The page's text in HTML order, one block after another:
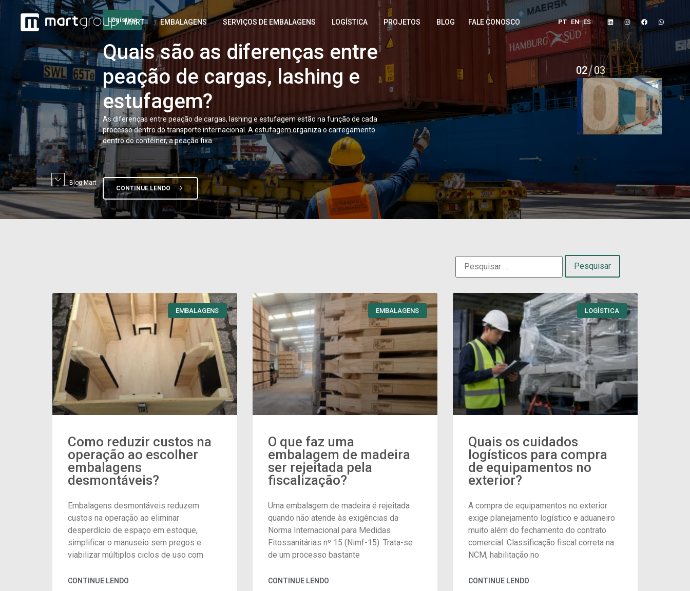
MART EMBALAGENS SERVIÇOS DE EMBALAGENS LOGÍSTICA PROJETOS BLOG FALE CONOSCO PT EN ES
Logística
Quaissão as diferenças entre
peação de cargas, lashing e
estufagem?
As diferenças entre peação de cargas, lashing e estufagem estão na função de cada
processo dentro do transporte internacional. A estufagem organiza o carregamento
dentro do contêiner, a peação fixa
CONTINUE LENDO
Serviços De Embalagens
Comofazer o reparo de
embalagens avariadas de
forma rápida e eficiente?
O reparo de embalagens avariadas exige diagnóstico técnico estruturado, insumos
adequados e equipe especializada. Quando uma carga chega ao ponto de embarque
com a embalagem comprometida, cada hora de atraso
CONTINUE LENDO
03 03
Blog Mart
EMBALAGENS
Como reduzir custos na
operação ao escolher
embalagens
desmontáveis?
Embalagens desmontáveis reduzem
custos na operação ao eliminar
desperdício de espaço em estoque,
simplificar o manuseio sem pregos e
viabilizar múltiplos ciclos de uso com
CONTINUE LENDO
EMBALAGENS
O que faz uma
embalagem de madeira
ser rejeitada pela
fiscalização?
Uma embalagem de madeira é rejeitada
quando não atende às exigências da
Norma Internacional para Medidas
Fitossanitárias nº 15 (Nimf-15). Trata-se
de um processo bastante
CONTINUE LENDO
LOGÍSTICA
Quais os cuidados
logísticos para compra
de equipamentos no
exterior?
A compra de equipamentos no exterior
exige planejamento logístico e aduaneiro
muito além do fechamento do contrato
comercial. Classificação fiscal correta na
NCM, habilitação no
CONTINUE LENDO